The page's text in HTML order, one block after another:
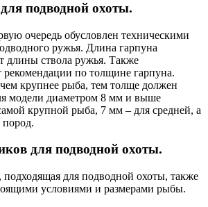
подводной охоты.
очередь обусловлен техническими
ружья. Длина гарпуна
длины ствола ружья. Также
рекомендации по толщине гарпуна.
крупнее рыба, тем толще должен
модели диаметром 8 мм и выше
крупной рыба, 7 мм – для средней, а
для подводной охоты.
для подводной охоты, также
условиями и размерами рыбы.